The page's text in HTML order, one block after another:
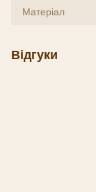
Матеріал
Відгуки